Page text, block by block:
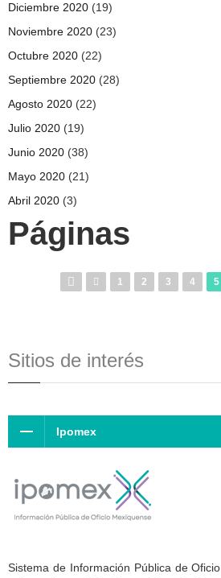
Diciembre 2020 (19)
Noviembre 2020 (23)
Octubre 2020 (22)
Septiembre 2020 (28)
Agosto 2020 (22)
Julio 2020 (19)
Junio 2020 (38)
Mayo 2020 (21)
Abril 2020 (3)
Páginas
1 2 3 4 5
Sitios de interés
Ipomex
Sistema de Información Pública de